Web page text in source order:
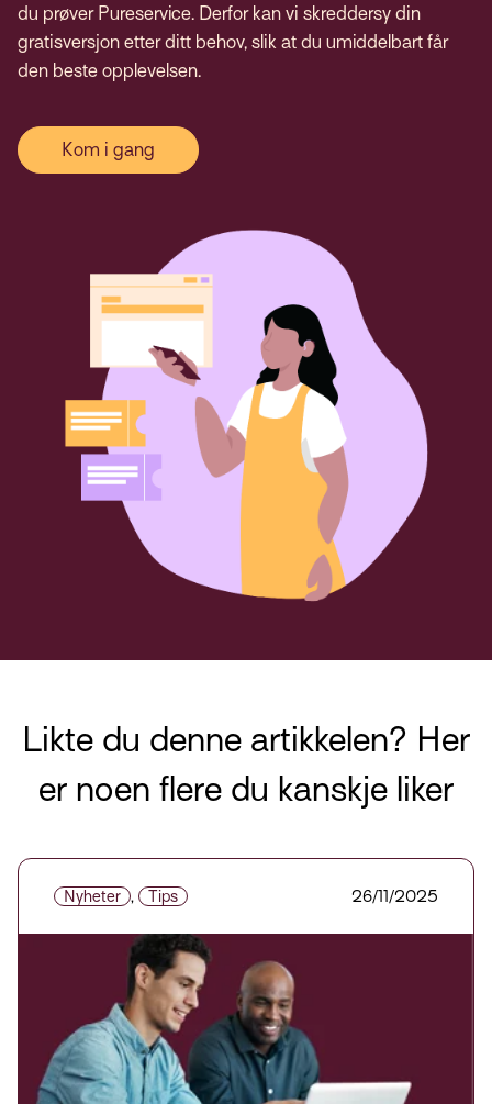
du prøver Pureservice. Derfor kan vi skreddersy din
gratisversjon etter ditt behov, slik at du umiddelbart får
den beste opplevelsen.
Kom i gang
Likte du denne artikkelen? Her
er noen flere du kanskje liker
Nyheter , Tips 26/11/2025